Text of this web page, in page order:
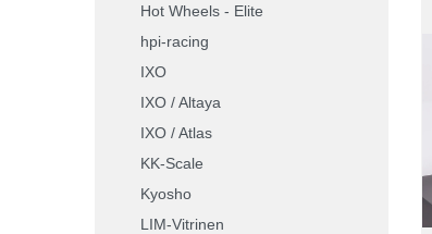
Hot Wheels - Elite
hpi-racing
IXO
IXO / Altaya
IXO / Atlas
KK-Scale
Kyosho
LIM-Vitrinen